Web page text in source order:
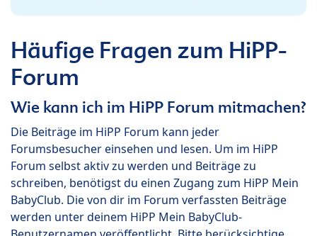
Häufige Fragen zum HiPP-
Forum
Wie kann ich im HiPP Forum mitmachen?
Die Beiträge im HiPP Forum kann jeder
Forumsbesucher einsehen und lesen. Um im HiPP
Forum selbst aktiv zu werden und Beiträge zu
schreiben, benötigst du einen Zugang zum HiPP Mein
BabyClub. Die von dir im Forum verfassten Beiträge
werden unter deinem HiPP Mein BabyClub-